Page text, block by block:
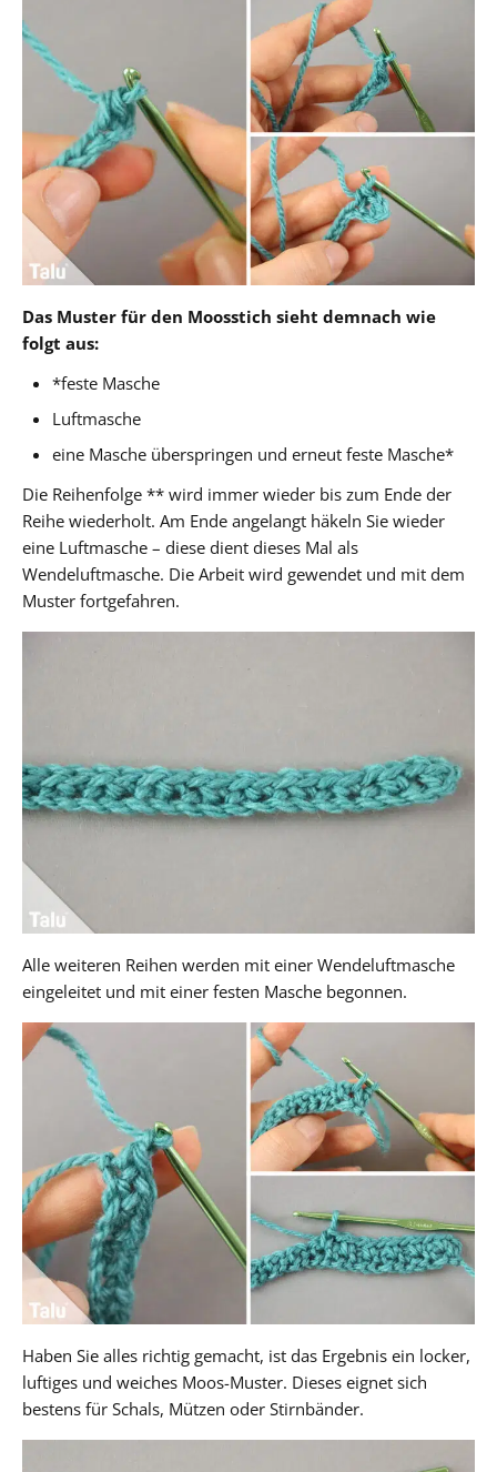
Das Muster für den Moosstich sieht demnach wie
folgt aus:
*feste Masche
Luftmasche
eine Masche überspringen und erneut feste Masche*
Die Reihenfolge ** wird immer wieder bis zum Ende der
Reihe wiederholt. Am Ende angelangt häkeln Sie wieder
eine Luftmasche – diese dient dieses Mal als
Wendeluftmasche. Die Arbeit wird gewendet und mit dem
Muster fortgefahren.
Alle weiteren Reihen werden mit einer Wendeluftmasche
eingeleitet und mit einer festen Masche begonnen.
Haben Sie alles richtig gemacht, ist das Ergebnis ein locker,
luftiges und weiches Moos-Muster. Dieses eignet sich
bestens für Schals, Mützen oder Stirnbänder.